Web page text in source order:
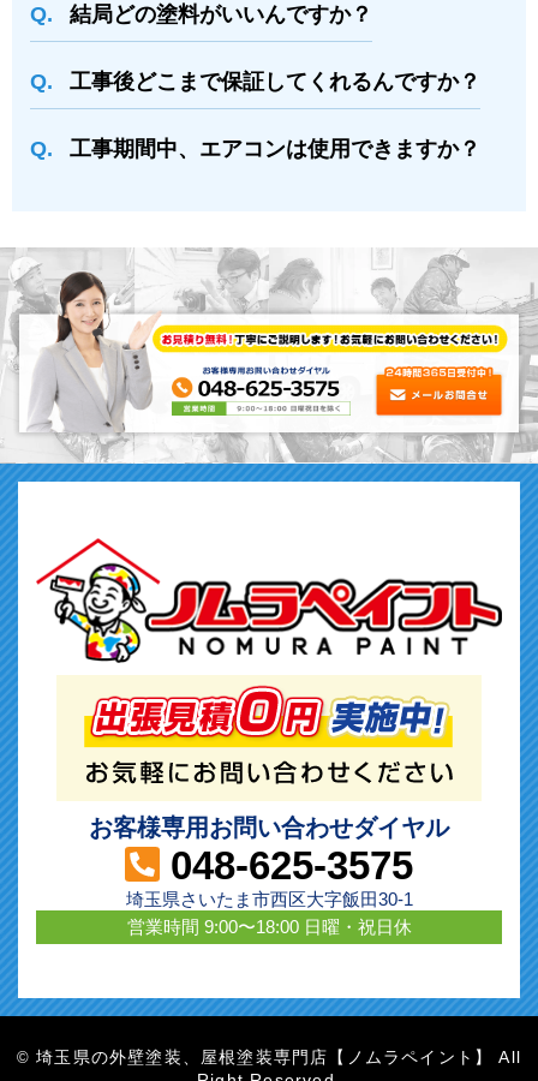
結局どの塗料がいいんですか？
⼯事後どこまで保証してくれるんですか？
⼯事期間中、エアコンは使⽤できますか？
お客様専用お問い合わせダイヤル
048-625-3575
埼玉県さいたま市西区大字飯田30-1
営業時間 9:00〜18:00 日曜・祝日休
©埼玉県の外壁塗装、屋根塗装専門店【ノムラペイント】 All